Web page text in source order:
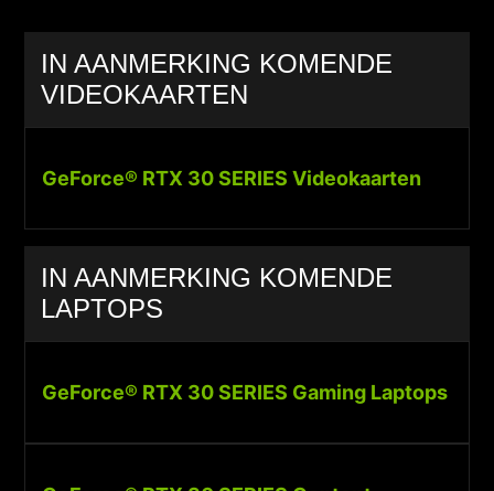
IN AANMERKING KOMENDE
VIDEOKAARTEN
GeForce® RTX 30 SERIES Videokaarten
IN AANMERKING KOMENDE
LAPTOPS
GeForce® RTX 30 SERIES Gaming Laptops